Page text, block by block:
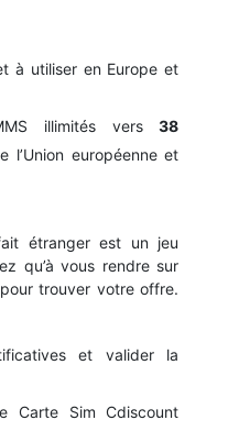
à utiliser en Europe et
illimités vers 38
l’Union européenne et
étranger est un jeu
qu’à vous rendre sur
trouver votre offre.
et valider la
Carte Sim Cdiscount